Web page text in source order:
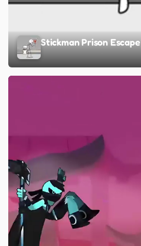
Stickman Prison Escape